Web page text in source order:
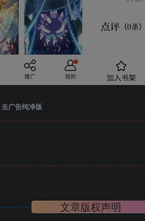
广告纯净版
文章版权声明